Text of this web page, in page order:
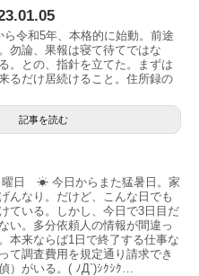
令和5年、本格的に始動。前途
勿論、果報は寝て待てではな
。との、指針を立てた。まずは
るだけ居続けること。住所録の
記事を読む
日 ☀ 今日からまた猛暑日。家
んなり。だけど、こんな日でも
ている。しかし、今日で3日目だ
い。多分依頼人の情報が間違っ
本来ならば1日で終了する仕事な
て調査費用を規定通り請求でき
）がいる。( ﾉД`)ｼｸｼｸ…